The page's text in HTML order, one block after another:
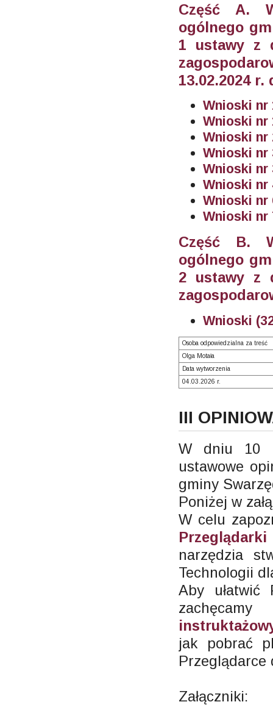
Część A.
ogólnego
1 ustawy z
13.02.2024 r.
Wnioski nr
Wnioski nr
Wnioski nr
Wnioski nr
Wnioski nr
Wnioski nr
Wnioski nr
Wnioski nr
Część B.
ogólnego
2 ustawy z
Wnioski
Osoba odpowiedzialna za treść
Olga Motała
Data wytworzenia
04.03.2026 r.
III
W dniu 10
ustawowe
gminy
Poniżej w
W celu
narzędzia
Technologii
Aby ułatwić
jak pobrać
Przeglądarce
Załączniki: